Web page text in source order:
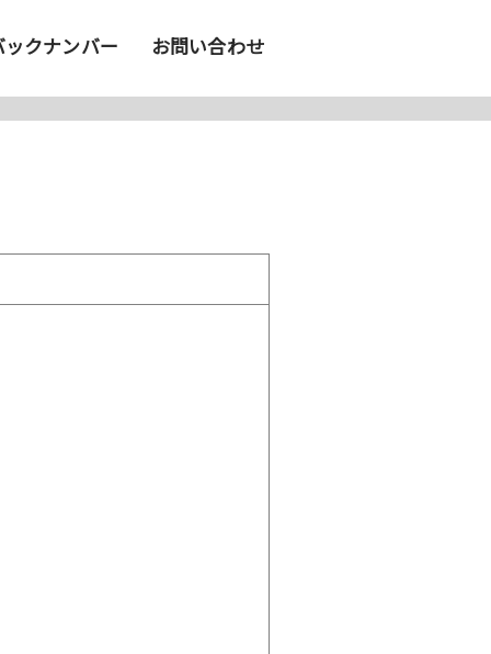
ックナンバー お問い合わせ